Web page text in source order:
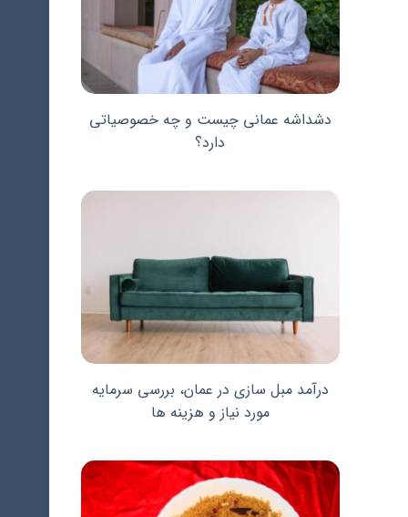
دشداشه عمانی چیست و چه خصوصیاتی
دارد؟
درآمد مبل سازی در عمان، بررسی سرمایه
مورد نیاز و هزینه ها